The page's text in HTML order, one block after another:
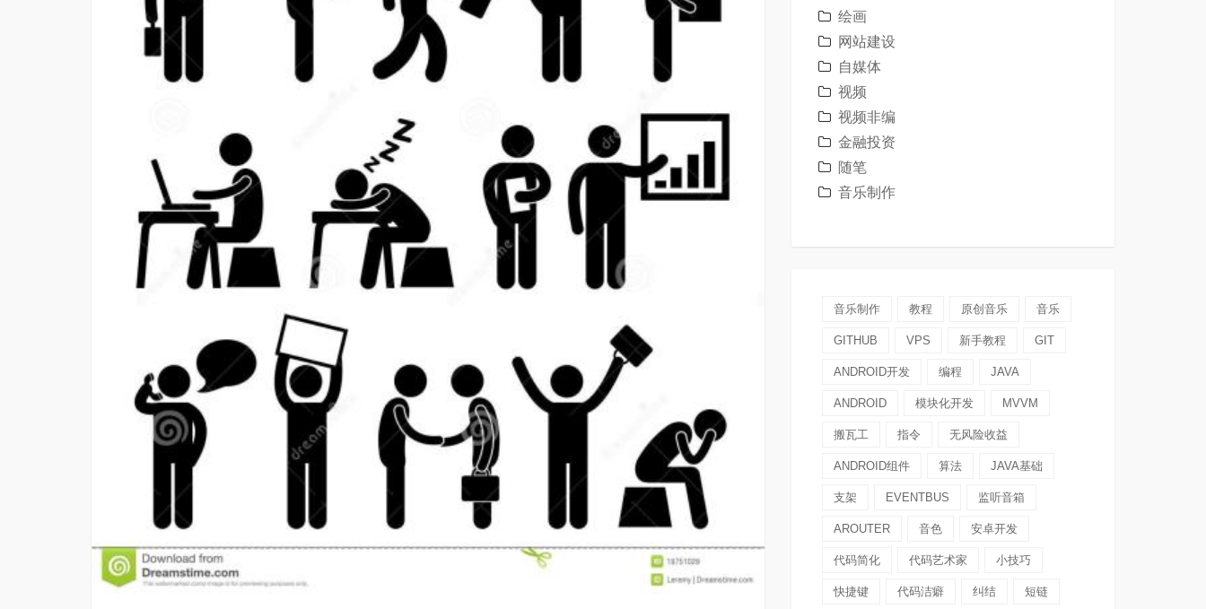
绘画
网站建设
自媒体
视频
视频非编
金融投资
随笔
音乐制作
音乐制作 教程 原创音乐 音乐
GITHUB VPS 新手教程 GIT
ANDROID开发 编程 JAVA
ANDROID 模块化开发 MVVM
搬瓦工 指令 无风险收益
ANDROID组件 算法 JAVA基础
支架 EVENTBUS 监听音箱
AROUTER 音色 安卓开发
代码简化 代码艺术家 小技巧
快捷键 代码洁癖 纠结 短链